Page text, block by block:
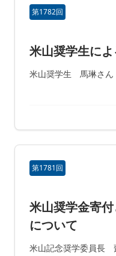
第1782回
米山奨学生に
米山奨学生 馬琳さん
第1781回
米山奨学金寄
について
米山記念奨学